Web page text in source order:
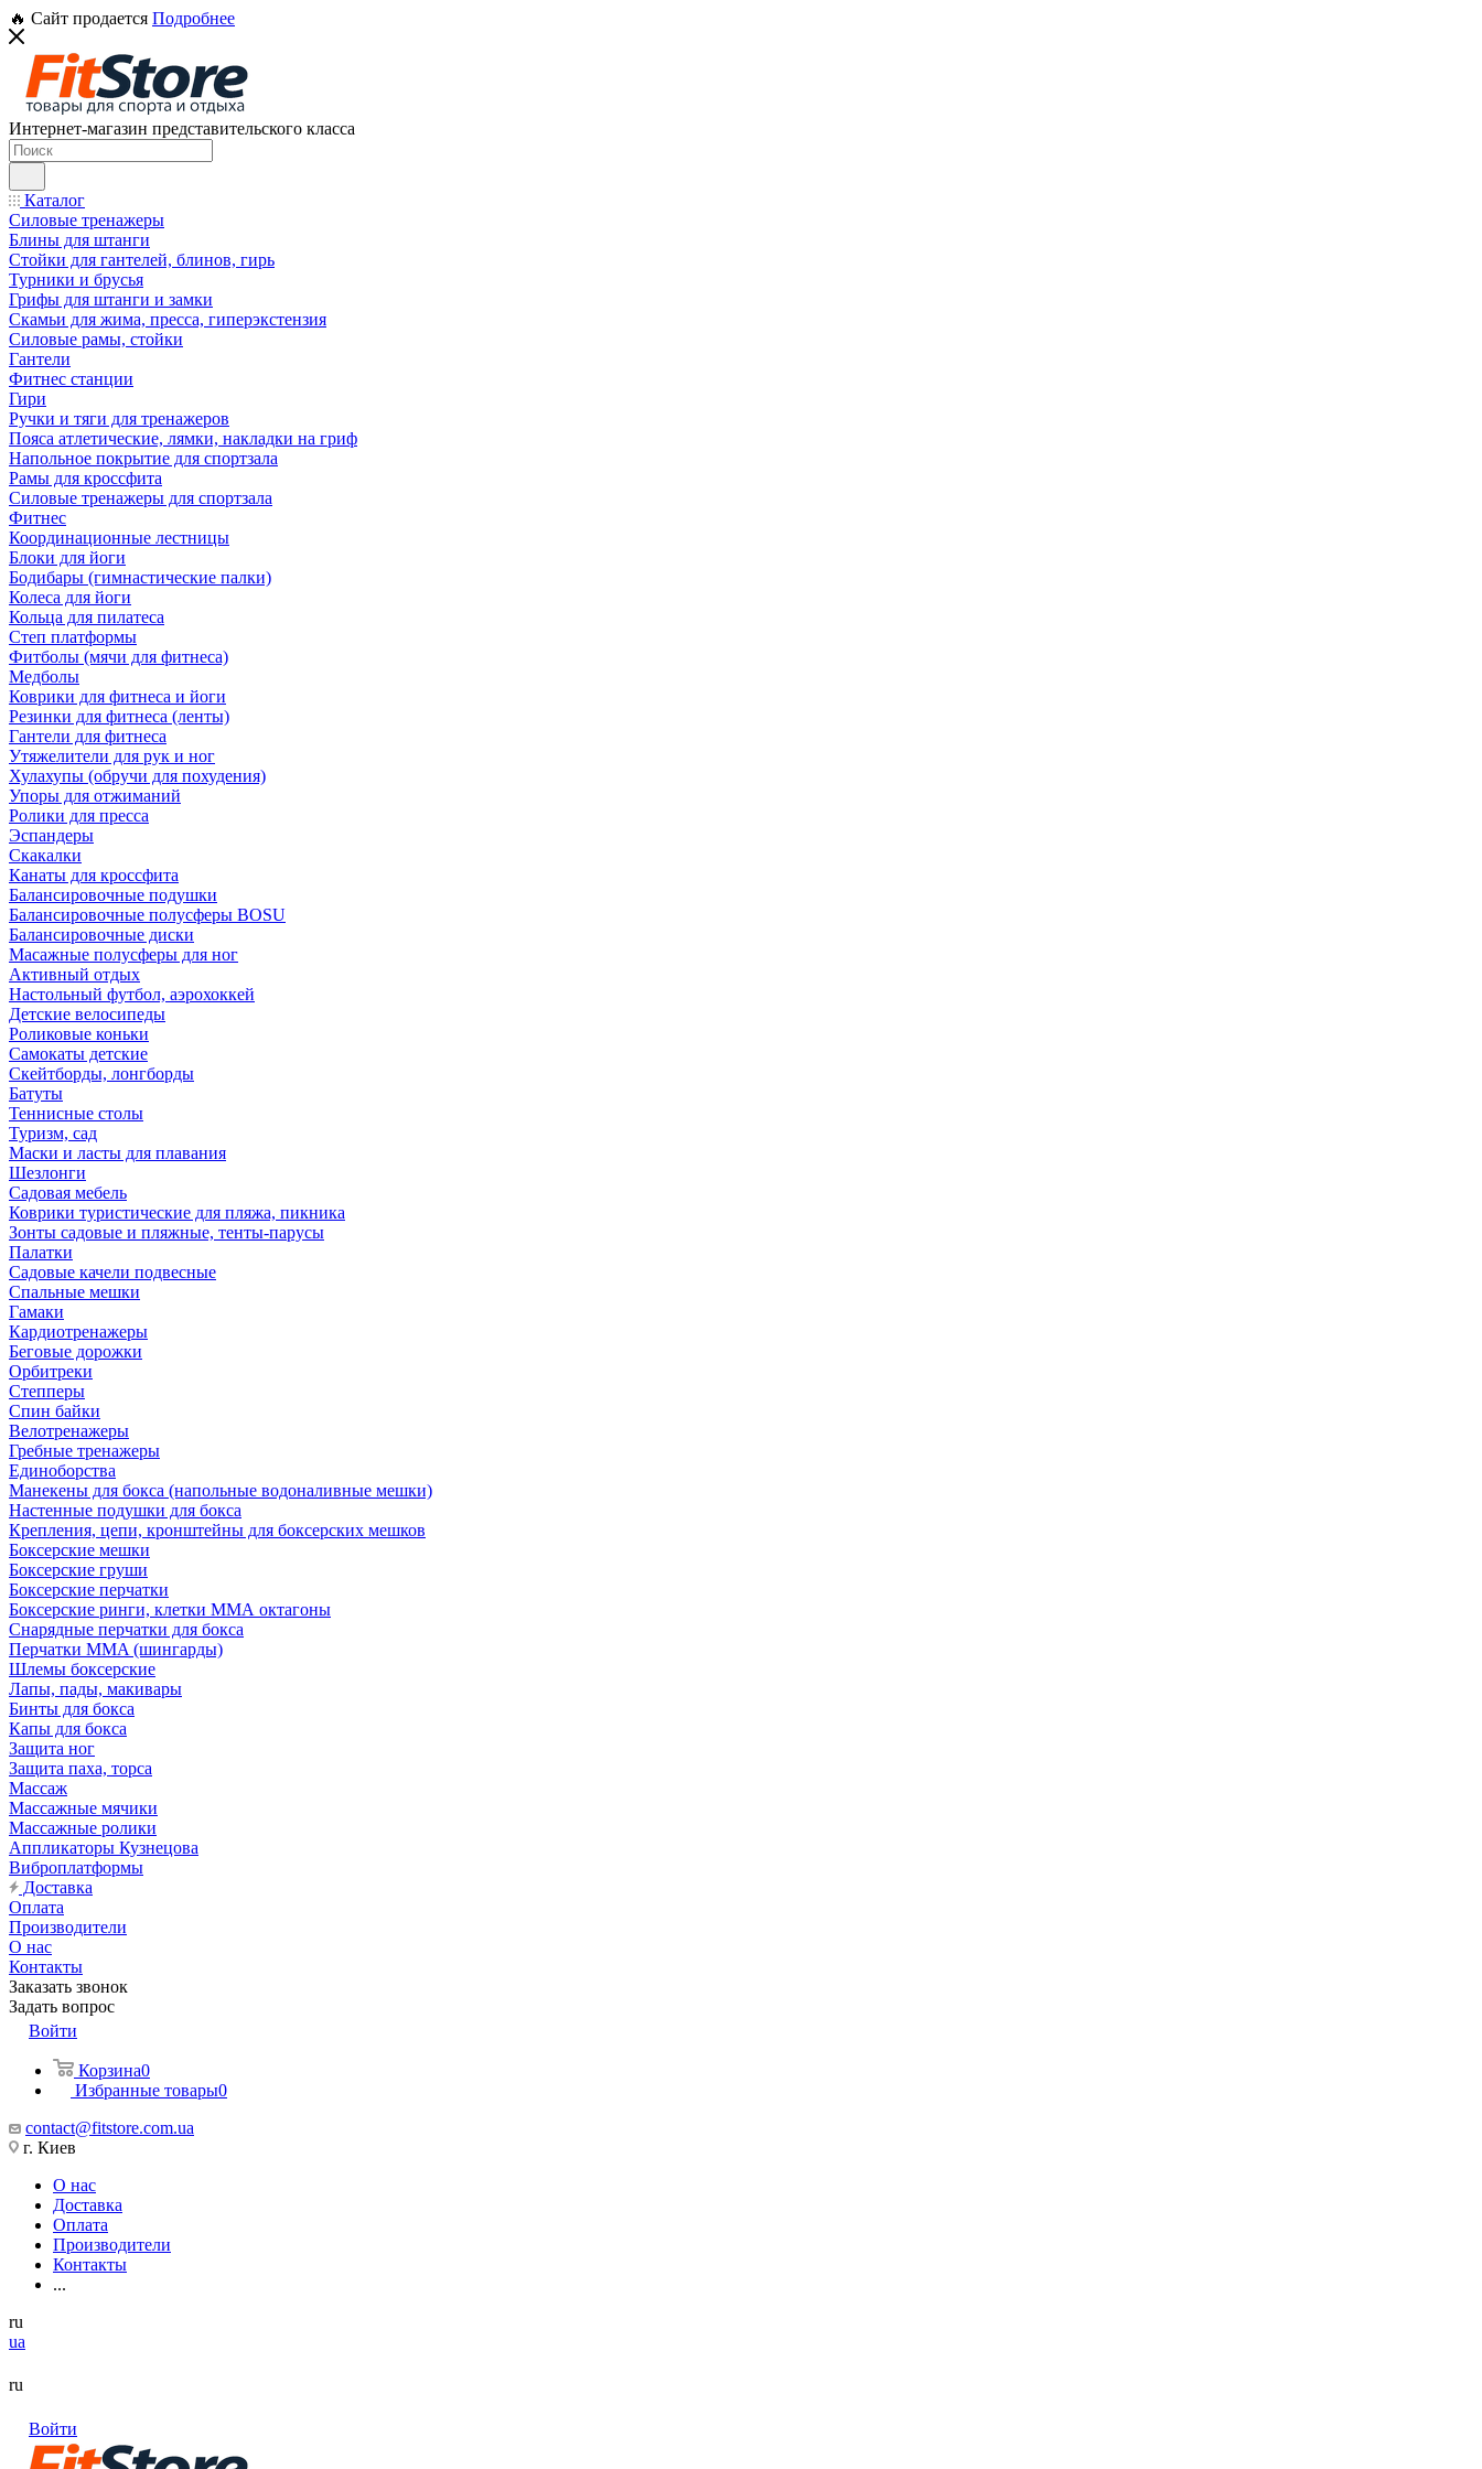
🔥 Сайт продается Подробнее
Интернет-магазин представительского класса
Каталог
Силовые тренажеры
Блины для штанги
Стойки для гантелей, блинов, гирь
Турники и брусья
Грифы для штанги и замки
Скамьи для жима, пресса, гиперэкстензия
Силовые рамы, стойки
Гантели
Фитнес станции
Гири
Ручки и тяги для тренажеров
Пояса атлетические, лямки, накладки на гриф
Напольное покрытие для спортзала
Рамы для кроссфита
Силовые тренажеры для спортзала
Фитнес
Координационные лестницы
Блоки для йоги
Бодибары (гимнастические палки)
Колеса для йоги
Кольца для пилатеса
Степ платформы
Фитболы (мячи для фитнеса)
Медболы
Коврики для фитнеса и йоги
Резинки для фитнеса (ленты)
Гантели для фитнеса
Утяжелители для рук и ног
Хулахупы (обручи для похудения)
Упоры для отжиманий
Ролики для пресса
Эспандеры
Скакалки
Канаты для кроссфита
Балансировочные подушки
Балансировочные полусферы BOSU
Балансировочные диски
Масажные полусферы для ног
Активный отдых
Настольный футбол, аэрохоккей
Детские велосипеды
Роликовые коньки
Самокаты детские
Скейтборды, лонгборды
Батуты
Теннисные столы
Туризм, сад
Маски и ласты для плавания
Шезлонги
Садовая мебель
Коврики туристические для пляжа, пикника
Зонты садовые и пляжные, тенты-парусы
Палатки
Садовые качели подвесные
Спальные мешки
Гамаки
Кардиотренажеры
Беговые дорожки
Орбитреки
Степперы
Спин байки
Велотренажеры
Гребные тренажеры
Единоборства
Манекены для бокса (напольные водоналивные мешки)
Настенные подушки для бокса
Крепления, цепи, кронштейны для боксерских мешков
Боксерские мешки
Боксерские груши
Боксерские перчатки
Боксерские ринги, клетки ММА октагоны
Снарядные перчатки для бокса
Перчатки MMA (шингарды)
Шлемы боксерские
Лапы, пады, макивары
Бинты для бокса
Капы для бокса
Защита ног
Защита паха, торса
Массаж
Массажные мячики
Массажные ролики
Аппликаторы Кузнецова
Виброплатформы
Доставка
Оплата
Производители
О нас
Контакты
Заказать звонок
Задать вопрос
Войти
Корзина0
Избранные товары0
contact@fitstore.com.ua
г. Киев
О нас
Доставка
Оплата
Производители
Контакты
...
ru
ua
ru
Войти